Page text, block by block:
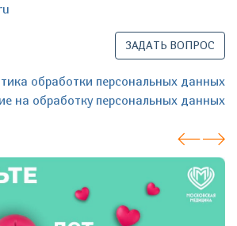
ЗАДАТЬ ВОПРОС
обработки персональных данных
на обработку персональных данных